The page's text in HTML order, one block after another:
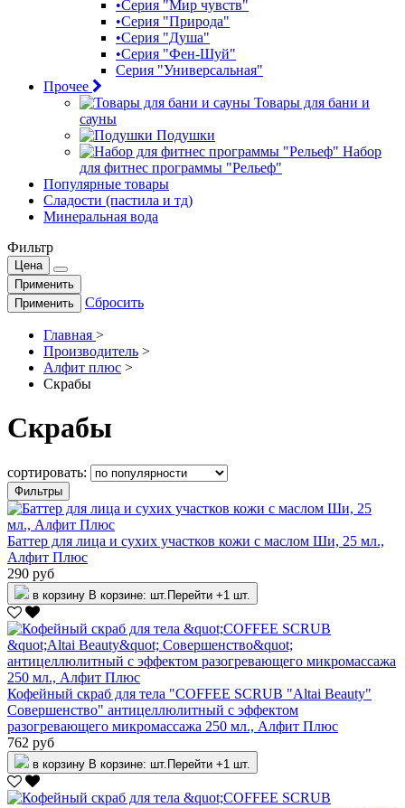
•Серия "Мир чувств"
•Серия "Природа"
•Серия "Душа"
•Серия "Фен-Шуй"
Серия "Универсальная"
Прочее
Товары для бани и
сауны
Подушки
Набор
для фитнес программы "Рельеф"
Популярные товары
Сладости (пастила и тд)
Минеральная вода
Фильтр
Цена
Применить
Применить
Сбросить
Главная >
Производитель >
Алфит плюс >
Скрабы
Скрабы
сортировать:
Фильтры
Баттер для лица и сухих участков кожи с маслом Ши, 25 мл.,
Алфит Плюс
290 руб
в корзину В корзине: шт. Перейти +1 шт.
Кофейный скраб для тела "COFFEE SCRUB "Аltai Beauty"
Совершенство" антицеллюлитный с эффектом
разогревающего микромассажа 250 мл., Алфит Плюс
762 руб
в корзину В корзине: шт. Перейти +1 шт.